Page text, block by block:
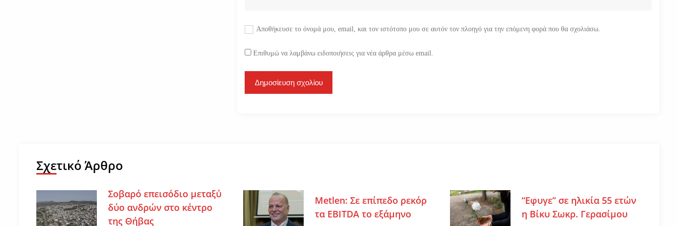
Αποθήκευσε το όνομά μου, email, και τον ιστότοπο μου σε αυτόν τον πλοηγό για την επόμενη φορά που θα σχολιάσω.
Επιθυμώ να λαμβάνω ειδοποιήσεις για νέα άρθρα μέσω email.
Σχετικό Άρθρο
Σοβαρό επεισόδιο μεταξύ
δύο ανδρών στο κέντρο
της Θήβας
Metlen: Σε επίπεδο ρεκόρ
τα EBITDA το εξάμηνο
“Εφυγε” σε ηλικία 55 ετών
η Βίκυ Σωκρ. Γερασίμου